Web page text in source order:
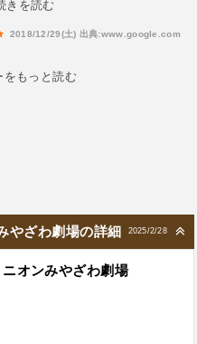
きを読む
2018/12/29(土) 出典:www.google.com
をもっと読む
2025/2/28
やざわ劇場の詳細
オンみやざわ劇場